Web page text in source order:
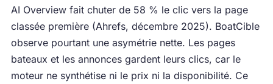
AI Overview fait chuter de 58 % le clic vers la page
classée première (Ahrefs, décembre 2025). BoatCible
observe pourtant une asymétrie nette. Les pages
bateaux et les annonces gardent leurs clics, car le
moteur ne synthétise ni le prix ni la disponibilité. Ce